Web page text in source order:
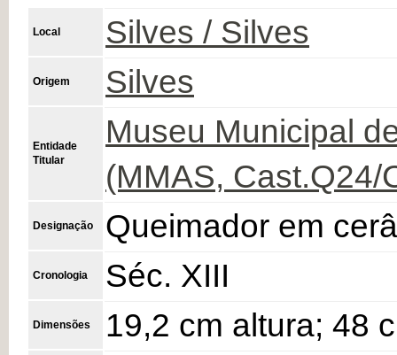
Local Silves / Silves
Origem Silves
Entidade
Titular
Museu Municipal
(MMAS, Cast.Q24/
Designação Queimador em
Cronologia Séc. XIII
Dimensões 19,2 cm altura; 48